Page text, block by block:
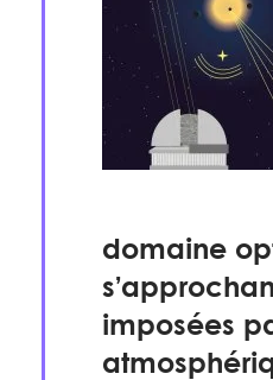
domaine
imposées